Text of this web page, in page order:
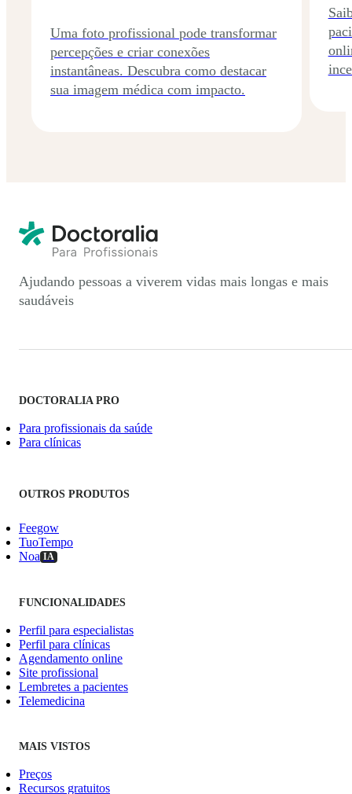
Uma foto profissional pode transformar
percepções e criar conexões
instantâneas. Descubra como destacar
sua imagem médica com impacto.
Ajudando pessoas a viverem vidas mais longas e mais
saudáveis
DOCTORALIA PRO
Para profissionais da saúde
Para clínicas
OUTROS PRODUTOS
Feegow
TuoTempo
Noa IA
FUNCIONALIDADES
Perfil para especialistas
Perfil para clínicas
Agendamento online
Site profissional
Lembretes a pacientes
Telemedicina
MAIS VISTOS
Preços
Recursos gratuitos